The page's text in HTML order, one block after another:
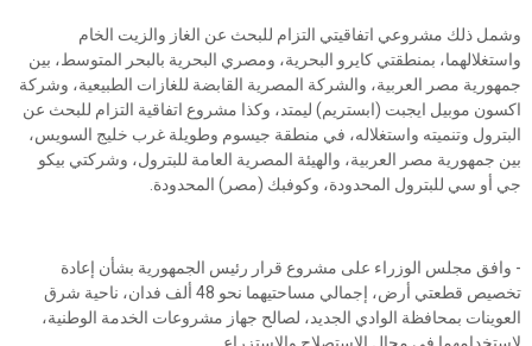
وشمل ذلك مشروعي اتفاقيتي التزام للبحث عن الغاز والزيت الخام
واستغلالهما، بمنطقتي كايرو البحرية، ومصري البحرية بالبحر المتوسط، بين
جمهورية مصر العربية، والشركة المصرية القابضة للغازات الطبيعية، وشركة
اكسون موبيل ايجبت (ابستريم) ليمتد، وكذا مشروع اتفاقية التزام للبحث عن
البترول وتنميته واستغلاله، في منطقة جيسوم وطويلة غرب خليج السويس،
بين جمهورية مصر العربية، والهيئة المصرية العامة للبترول، وشركتي بيكو
جي أو سي للبترول المحدودة، وكوفبك (مصر) المحدودة.
- وافق مجلس الوزراء على مشروع قرار رئيس الجمهورية بشأن إعادة
تخصيص قطعتي أرض، إجمالي مساحتيهما نحو 48 ألف فدان، ناحية شرق
العوينات بمحافظة الوادي الجديد، لصالح جهاز مشروعات الخدمة الوطنية،